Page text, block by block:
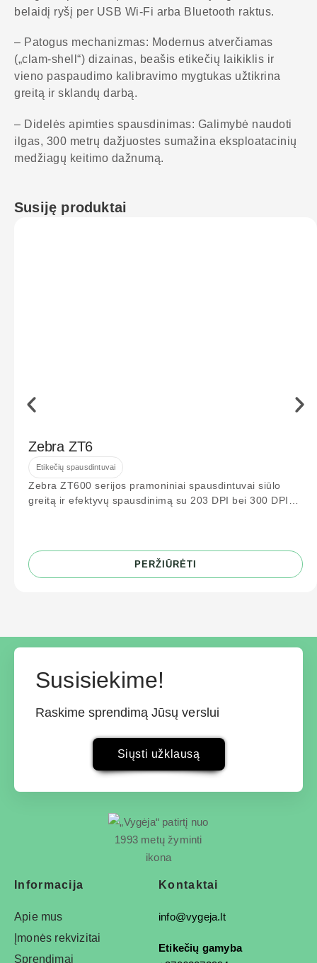
belaidį ryšį per USB Wi-Fi arba Bluetooth raktus.
– Patogus mechanizmas: Modernus atverčiamas
(„clam-shell“) dizainas, beašis etikečių laikiklis ir
vieno paspaudimo kalibravimo mygtukas užtikrina
greitą ir sklandų darbą.
– Didelės apimties spausdinimas: Galimybė naudoti
ilgas, 300 metrų dažjuostes sumažina eksploatacinių
medžiagų keitimo dažnumą.
Susiję produktai
Zebra ZT6
Etikečių spausdintuvai
Zebra ZT600 serijos pramoniniai spausdintuvai siūlo
greitą ir efektyvų spausdinimą su 203 DPI bei 300 DPI
PERŽIŪRĖTI
Susisiekime!
Raskime sprendimą Jūsų verslui
Siųsti užklausą
Informacija
Apie mus
Įmonės rekvizitai
Sprendimai
Kontaktai
info@vygeja.lt
Etikečių gamyba